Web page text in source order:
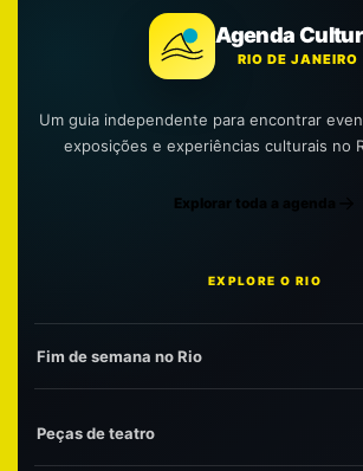
Agenda
RIO DE JANEIRO
Um guia independente para encontrar
exposições e experiências culturais no
Explorar toda a agenda
EXPLORE O RIO
Fim de semana no Rio
Peças de teatro